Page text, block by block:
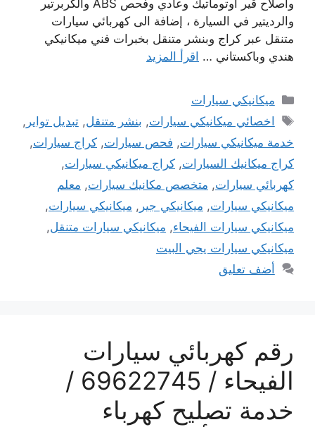
واصلاح قير اوتوماتيك وعادي وفحص ABS والكربرتير
والرديتير في السيارة ، إضافة الى كهربائي سيارات
متنقل عبر كراج وبنشر متنقل بخبرات فني ميكانيكي
هندي وباكستاني … اقرأ المزيد
التصنيفات
ميكانيكي سيارات
الوسوم
اخصائي ميكانيكي سيارات, بنشر متنقل,تبديل تواير ,
خدمة ميكانيكي سيارات, فحص سيارات, كراج سيارات,
كراج ميكانيك السيارات, كراج ميكانيكي سيارات,
كهربائي سيارات, متخصص مكانيك سيارات, معلم
ميكانيكي سيارات, ميكانيكي جير , ميكانيكي سيارات,
ميكانيكي سيارات الفيحاء, ميكانيكي سيارات متنقل,
ميكانيكي سيارات يجي البيت
أضف تعليق
رقم كهربائي سيارات
الفيحاء / 69622745 /
خدمة تصليح كهرباء